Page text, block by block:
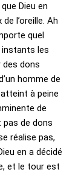
Dieu en
l’oreille. Ah
quel
instants les
des dons
homme de
à peine
de
pas de dons
réalise pas,
en a décidé
et le tour est